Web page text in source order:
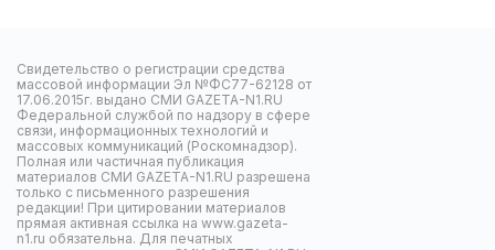
Свидетельство о регистрации средства
массовой информации Эл №ФС77-62128 от
17.06.2015г. выдано СМИ GAZETA-N1.RU
Федеральной службой по надзору в сфере
связи, информационных технологий и
массовых коммуникаций (Роскомнадзор).
Полная или частичная публикация
материалов СМИ GAZETA-N1.RU разрешена
только с письменного разрешения
редакции! При цитировании материалов
прямая активная ссылка на www.gazeta-
n1.ru обязательна. Для печатных